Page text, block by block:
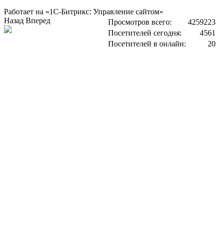
Работает на «1С-Битрикс: Управление сайтом»
Просмотров всего:
4259223
Посетителей сегодня:
4561
Посетителей в онлайн:
20
Назад Вперед